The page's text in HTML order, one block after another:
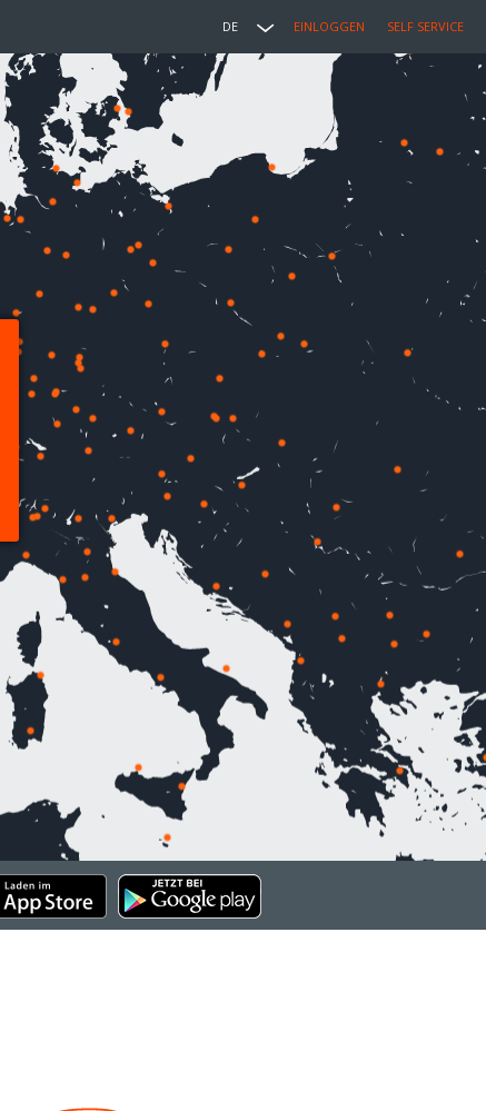
DE EINLOGGEN SELF SERVICE